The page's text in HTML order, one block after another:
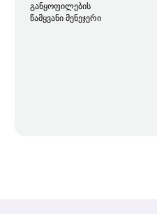
განყოფილების
წამყვანი მენეჯერი